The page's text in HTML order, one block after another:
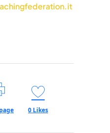
0 Likes